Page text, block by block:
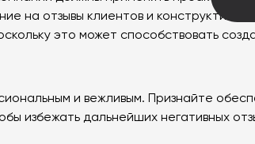
на отзывы клиентов и
это может способствовать
и вежливым. Признайте
избежать дальнейших негативных